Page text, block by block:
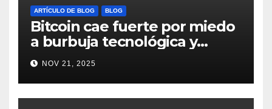
ARTÍCULO DE BLOG BLOG
Bitcoin cae fuerte por miedo
a burbuja tecnológica y
nervios en AI #crypto
#Bitcoin
NOV 21, 2025